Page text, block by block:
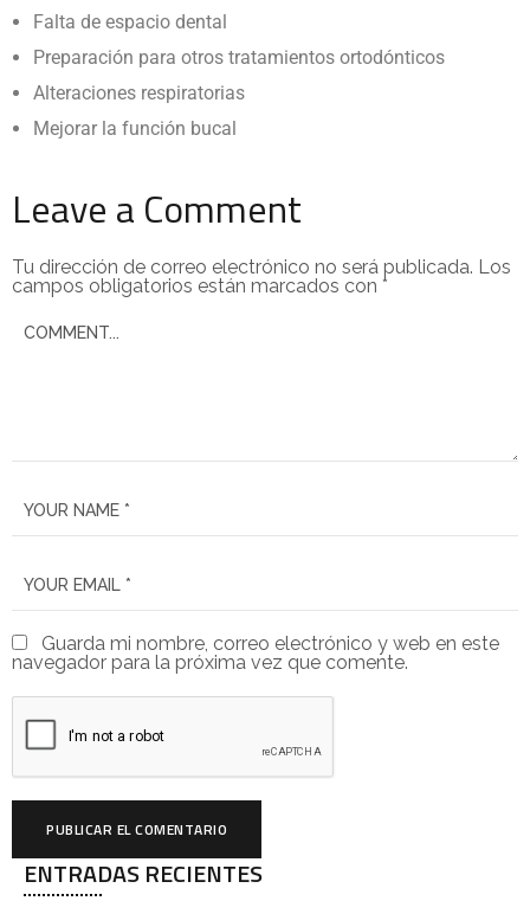
ENTRADAS RECIENTES
Falta de espacio dental
Preparación para otros tratamientos ortodónticos
Alteraciones respiratorias
Mejorar la función bucal
Leave a Comment
Tu dirección de correo electrónico no será publicada. Los
campos obligatorios están marcados con *
Guarda mi nombre, correo electrónico y web en este
navegador para la próxima vez que comente.